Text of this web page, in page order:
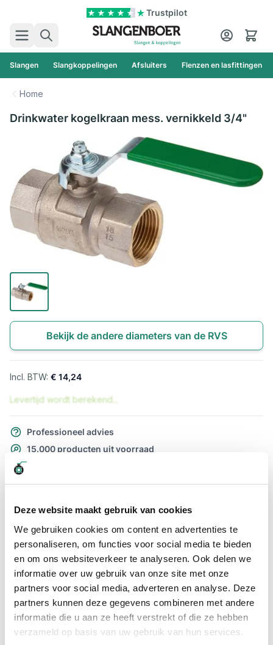
Deze website maakt gebruik van cookies
We gebruiken cookies om content en advertenties te
personaliseren, om functies voor social media te bieden
en om ons websiteverkeer te analyseren. Ook delen we
informatie over uw gebruik van onze site met onze
partners voor social media, adverteren en analyse. Deze
partners kunnen deze gegevens combineren met andere
informatie die u aan ze heeft verstrekt of die ze hebben
verzameld op basis van uw gebruik van hun services.
Trustpilot
Zoek
Cart
Slangen Slangkoppelingen Afsluiters Flenzen en lasfittingen
Home
Drinkwater kogelkraan mess. vernikkeld 3/4"
Bekijk de andere diameters van de RVS
€ 14,24
Levertijd wordt berekend...
Professioneel advies
15.000 producten uit voorraad
Snelle levering
Snel naar
Meer informatie
Meer informatie
Maatvoering koppeling 3/4"
Materiaal Messing
Verkoopeenheid Per stuk